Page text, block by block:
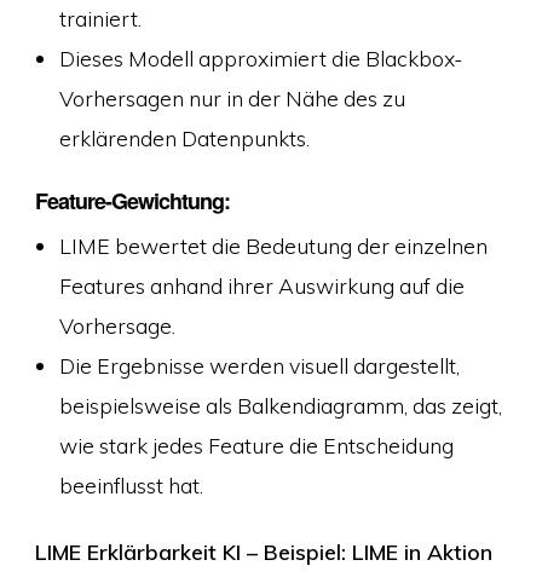
trainiert.
Dieses Modell approximiert die Blackbox-
Vorhersagen nur in der Nähe des zu
erklärenden Datenpunkts.
Feature-Gewichtung:
LIME bewertet die Bedeutung der einzelnen
Features anhand ihrer Auswirkung auf die
Vorhersage.
Die Ergebnisse werden visuell dargestellt,
beispielsweise als Balkendiagramm, das zeigt,
wie stark jedes Feature die Entscheidung
beeinflusst hat.
LIME Erklärbarkeit KI – Beispiel: LIME in Aktion